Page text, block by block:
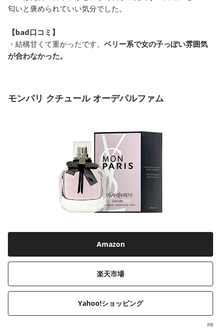
匂いと褒められていい気分でした。
【bad口コミ】
・結構甘くて重かったです。 ベリー系で女の子っぽい雰囲気
が合わなかった。
モンパリ クチュール オーデパルファム
Amazon
楽天市場
Yahoo!ショッピング
PR